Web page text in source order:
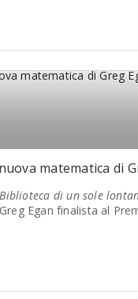
matematica di
Biblioteca di un sole
Egan finalista al